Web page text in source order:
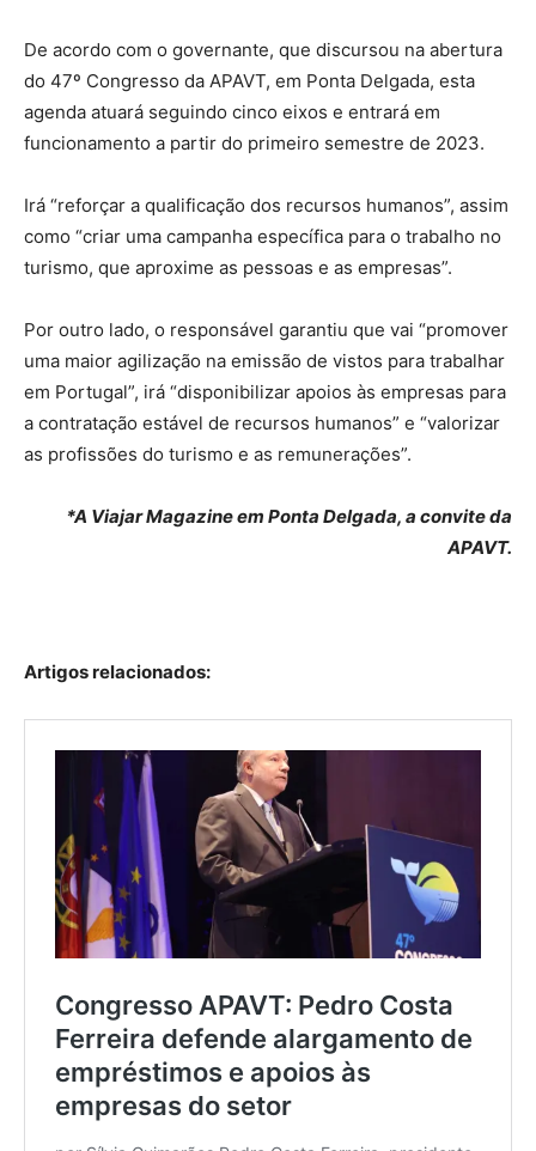
De acordo com o governante, que discursou na abertura
do 47º Congresso da APAVT, em Ponta Delgada, esta
agenda atuará seguindo cinco eixos e entrará em
funcionamento a partir do primeiro semestre de 2023.
Irá “reforçar a qualificação dos recursos humanos”, assim
como “criar uma campanha específica para o trabalho no
turismo, que aproxime as pessoas e as empresas”.
Por outro lado, o responsável garantiu que vai “promover
uma maior agilização na emissão de vistos para trabalhar
em Portugal”, irá “disponibilizar apoios às empresas para
a contratação estável de recursos humanos” e “valorizar
as profissões do turismo e as remunerações”.
*A Viajar Magazine em Ponta Delgada, a convite da
APAVT.
Artigos relacionados: